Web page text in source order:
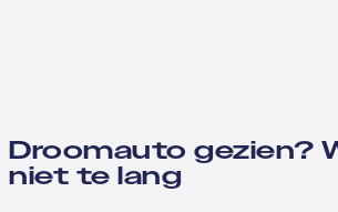
Droomauto gezien?
niet te lang